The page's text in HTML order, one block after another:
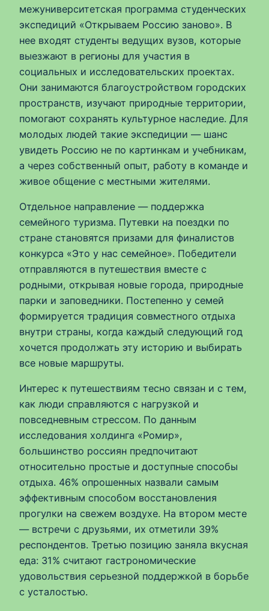
межуниверситетская программа студенческих
экспедиций «Открываем Россию заново». В
нее входят студенты ведущих вузов, которые
выезжают в регионы для участия в
социальных и исследовательских проектах.
Они занимаются благоустройством городских
пространств, изучают природные территории,
помогают сохранять культурное наследие. Для
молодых людей такие экспедиции — шанс
увидеть Россию не по картинкам и учебникам,
а через собственный опыт, работу в команде и
живое общение с местными жителями.
Отдельное направление — поддержка
семейного туризма. Путевки на поездки по
стране становятся призами для финалистов
конкурса «Это у нас семейное». Победители
отправляются в путешествия вместе с
родными, открывая новые города, природные
парки и заповедники. Постепенно у семей
формируется традиция совместного отдыха
внутри страны, когда каждый следующий год
хочется продолжать эту историю и выбирать
все новые маршруты.
Интерес к путешествиям тесно связан и с тем,
как люди справляются с нагрузкой и
повседневным стрессом. По данным
исследования холдинга «Ромир»,
большинство россиян предпочитают
относительно простые и доступные способы
отдыха. 46% опрошенных назвали самым
эффективным способом восстановления
прогулки на свежем воздухе. На втором месте
— встречи с друзьями, их отметили 39%
респондентов. Третью позицию заняла вкусная
еда: 31% считают гастрономические
удовольствия серьезной поддержкой в борьбе
с усталостью.